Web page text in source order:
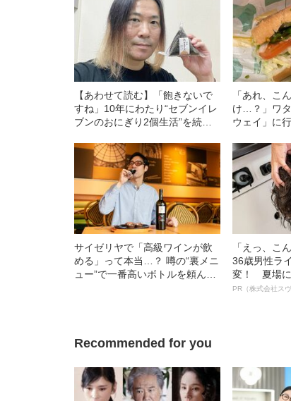
【あわせて読む】「飽きないで
すね」10年にわたり“セブンイレ
ブンのおにぎり2個生活”を続け
おにぎりトップ5」
「あれ、こ
け…？」ワ
ウェイ」に
サイゼリヤで「高級ワインが飲
める」って本当…？ 噂の“裏メニ
ュー”で一番高いボトルを頼んで
「えっ、こ
36歳男性ラ
変！ 夏場に
オイ”や“ベタ
PR（株式会社ス
Recommended for you